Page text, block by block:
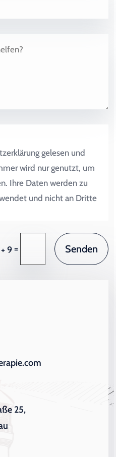
gelesen und
wird nur genutzt, um
Ihre Daten werden zu
und nicht an Dritte
9= Senden
25,